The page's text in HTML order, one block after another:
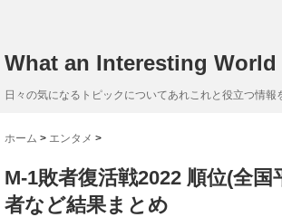
What an Interesting World
日々の気になるトピックについてあれこれと役立つ情報
ホーム > エンタメ >
M-1敗者復活戦2022 順位(全国
者など結果まとめ